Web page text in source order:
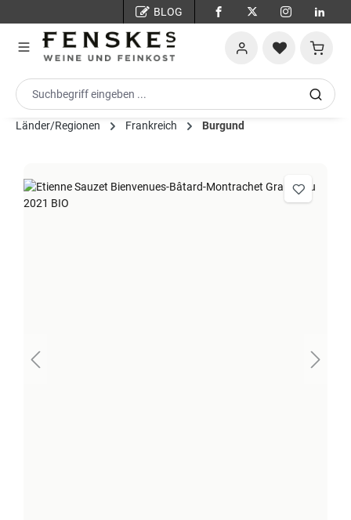
BLOG
Länder/Regionen Frankreich Burgund